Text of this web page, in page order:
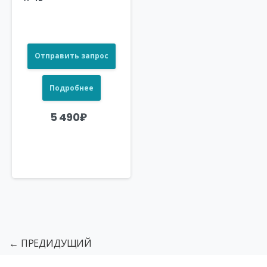
Отправить запрос
Подробнее
5 490₽
← ПРЕДИДУЩИЙ